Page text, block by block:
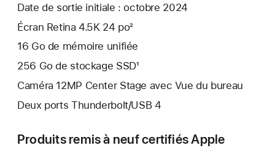
Date de sortie initiale : octobre 2024
Écran Retina 4.5K 24 po²
16 Go de mémoire unifiée
256 Go de stockage SSD¹
Caméra 12MP Center Stage avec Vue du bureau
Deux ports Thunderbolt/USB 4
Produits remis à neuf certifiés Apple